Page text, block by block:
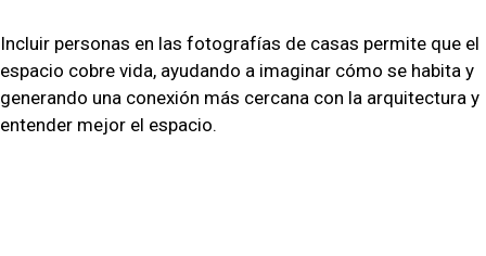
Incluir personas en las fotografías de casas permite que el
espacio cobre vida, ayudando a imaginar cómo se habita y
generando una conexión más cercana con la arquitectura y
entender mejor el espacio.